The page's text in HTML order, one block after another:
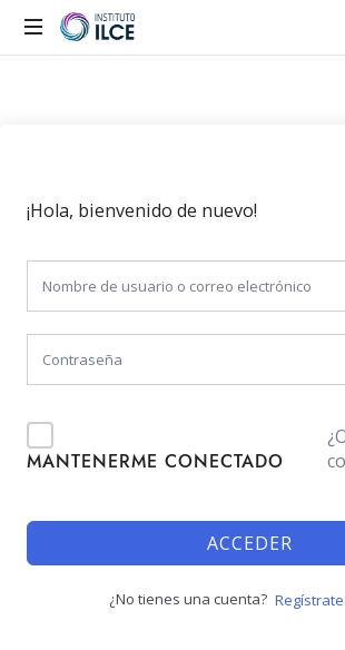
¡Hola, bienvenido de nuevo!
MANTENERME CONECTADO
ACCEDER
¿No tienes una cuenta?